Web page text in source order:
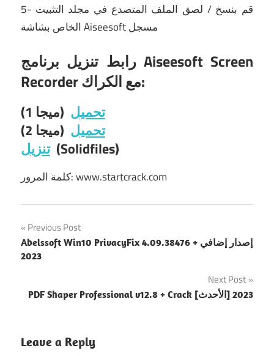
5- قم بنسخ / لصق الملف المتصدع في مجلد التثبيت
الخاص بشاشة Aiseesoft مسجل
رابط تنزيل برنامج Aiseesoft Screen
Recorder مع الكراك:
تحميل (ميجا 1)
تحميل (ميجا 2)
تنزيل(Solidfiles)
كلمة المرور: www.startcrack.com
Post
navigation
Previous Post
Abelssoft Win10 PrivacyFix 4.09.38476 + إصدار إضافي
2023
Next Post
PDF Shaper Professional v12.8 + Crack [الأحدث] 2023
Leave a Reply